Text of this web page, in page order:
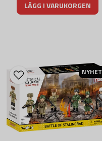
LÄGG I VARUKORGEN
NYHET